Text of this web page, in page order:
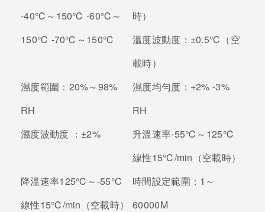
-40℃～150℃ -60℃～
150℃ -70℃～150℃
時）
溫度波動度： ±0.5℃（空
載時）
濕度範圍： 20%～98%
RH
濕度均勻度： +2% -3%
RH
濕度波動度 ： ±2% 升溫速率-55℃～125℃
線性15℃/min（空載時）
降溫速率125℃～-55℃
線性15℃/min（空載時）
時間設定範圍： 1～
60000M